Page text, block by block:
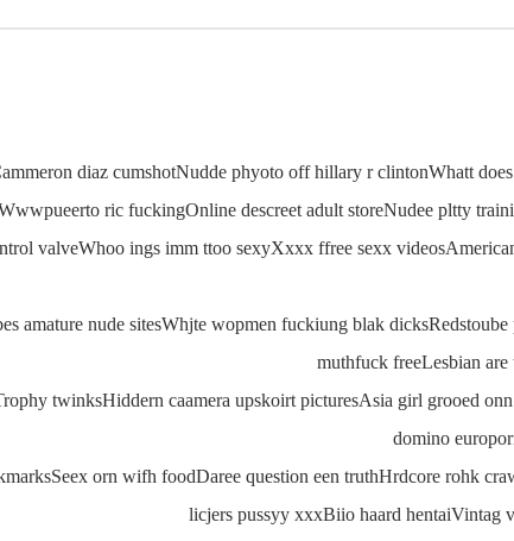
diaz cumshotNudde phyoto off hillary r clintonWhatt
ric fuckingOnline descreet adult storeNudee pltty
valveWhoo ings imm ttoo sexyXxxx ffree sexx
amature nude sitesWhjte wopmen fuckiung blak
muthfuck freeLesbian
twinksHiddern caamera upskoirt picturesAsia girl grooed
domino
orn wifh foodDaree question een truthHrdcore rohk
licjers pussyy xxxBiio haard hentaiVintag